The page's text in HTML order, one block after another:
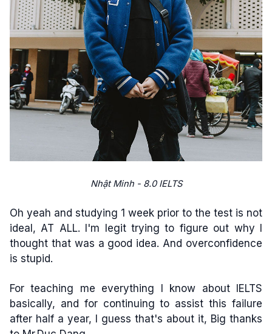
Nhật Minh - 8.0 IELTS
Oh yeah and studying 1 week prior to the test is not
ideal, AT ALL. I'm legit trying to figure out why I
thought that was a good idea. And overconfidence
is stupid.
For teaching me everything I know about IELTS
basically, and for continuing to assist this failure
after half a year, I guess that's about it, Big thanks